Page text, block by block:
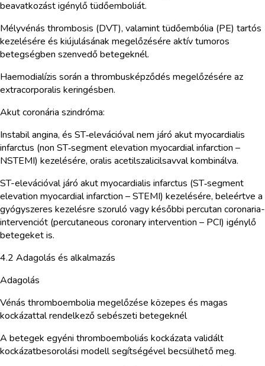
beavatkozást igénylő tüdőemboliát.
Mélyvénás thrombosis (DVT), valamint tüdőembólia (PE) tartós
kezelésére és kiújulásának megelőzésére aktív tumoros
betegségben szenvedő betegeknél.
Haemodialízis során a thrombusképződés megelőzésére az
extracorporalis keringésben.
Akut coronária szindróma:
Instabil angina, és ST‑elevációval nem járó akut myocardialis
infarctus (non ST‑segment elevation myocardial infarction –
NSTEMI) kezelésére, oralis acetilszalicilsavval kombinálva.
ST-elevációval járó akut myocardialis infarctus (ST‑segment
elevation myocardial infarction – STEMI) kezelésére, beleértve a
gyógyszeres kezelésre szoruló vagy későbbi percutan coronaria-
intervenciót (percutaneous coronary intervention – PCI) igénylő
betegeket is.
4.2 Adagolás és alkalmazás
Adagolás
Vénás thromboembolia megelőzése közepes és magas
kockázattal rendelkező sebészeti betegeknél
A betegek egyéni thromboemboliás kockázata validált
kockázatbesorolási modell segítségével becsülhető meg.